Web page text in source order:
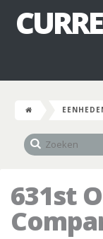
631st